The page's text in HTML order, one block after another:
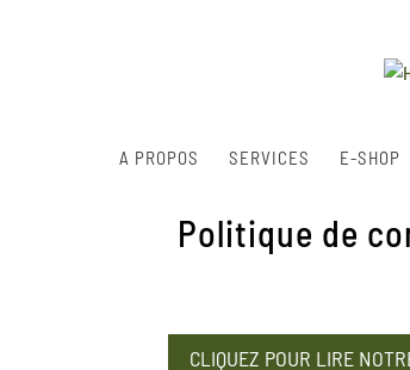
A PROPOS SERVICES E-SHOP
Politique de
CLIQUEZ POUR LIRE